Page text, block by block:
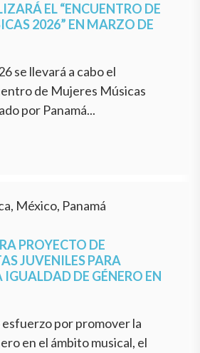
EL “ENCUENTRO DE
2026” EN MARZO DE
se llevará a cabo el
de Mujeres Músicas
por Panamá...
México, Panamá
PROYECTO DE
JUVENILES PARA
DE GÉNERO EN
por promover la
en el ámbito musical, el